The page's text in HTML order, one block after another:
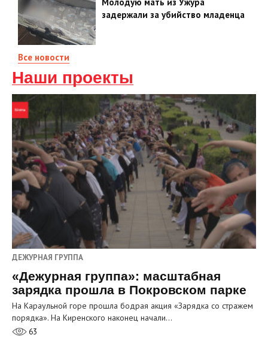
задержали за убийство младенца
Все новости
Наши проекты
ДЕЖУРНАЯ ГРУППА
«Дежурная группа»: масштабная
зарядка прошла в Покровском парке
На Караульной горе прошла бодрая акция «Зарядка со стражем
порядка». На Киренского наконец начали…
63